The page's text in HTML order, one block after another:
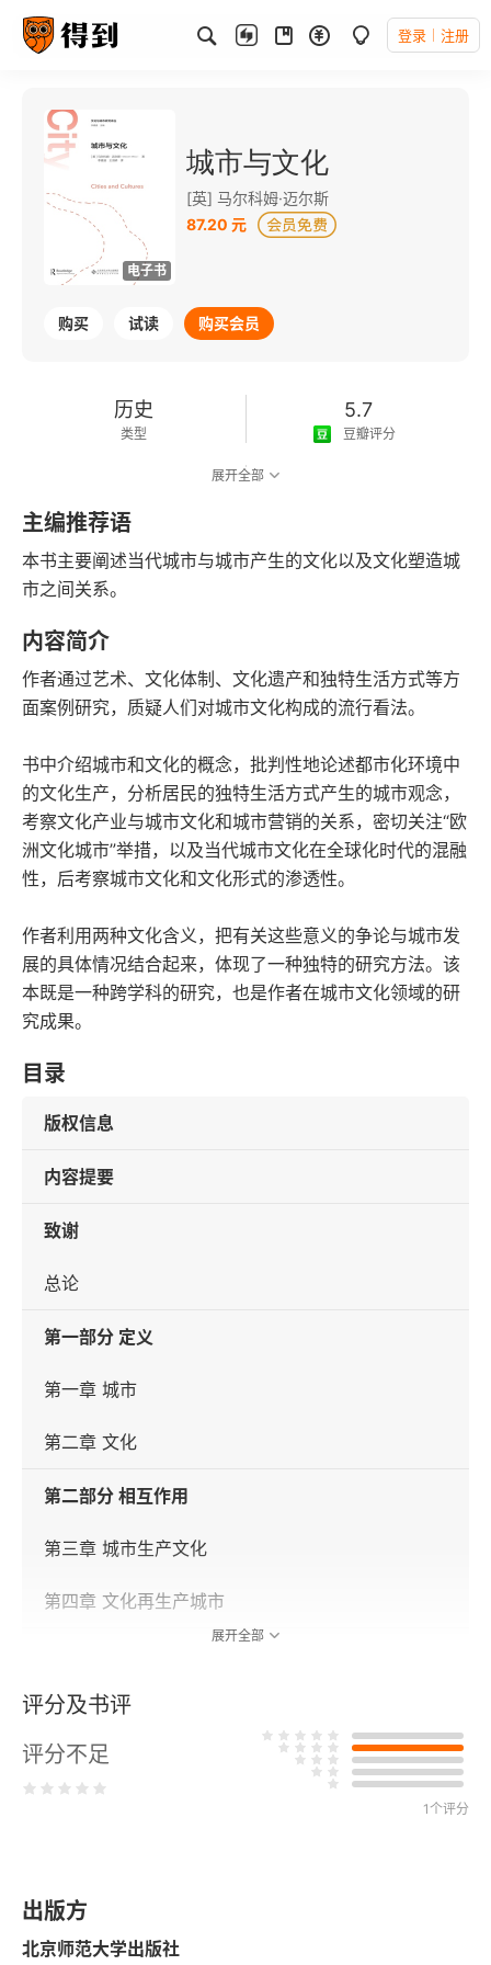
登录 注册
电子书
城市与文化
[英] 马尔科姆·迈尔斯
87.20 元
购买 试读 购买会员
历史
类型
5.7
豆瓣评分
2022-01-01
发行日期
展开全部
主编推荐语
本书主要阐述当代城市与城市产生的文化以及文化塑造城
市之间关系。
内容简介
作者通过艺术、文化体制、文化遗产和独特生活方式等方
面案例研究，质疑人们对城市文化构成的流行看法。
书中介绍城市和文化的概念，批判性地论述都市化环境中
的文化生产，分析居民的独特生活方式产生的城市观念，
考察文化产业与城市文化和城市营销的关系，密切关注“欧
洲文化城市”举措，以及当代城市文化在全球化时代的混融
性，后考察城市文化和文化形式的渗透性。
作者利用两种文化含义，把有关这些意义的争论与城市发
展的具体情况结合起来，体现了一种独特的研究方法。该
本既是一种跨学科的研究，也是作者在城市文化领域的研
究成果。
目录
版权信息
内容提要
致谢
总论
第一部分 定义
第一章 城市
第二章 文化
第二部分 相互作用
第三章 城市生产文化
第四章 文化再生产城市
第五章 文化产业
第六章 文化城市
第八章 文化身份
展开全部
评分及书评
评分不足
1个评分
出版方
北京师范大学出版社